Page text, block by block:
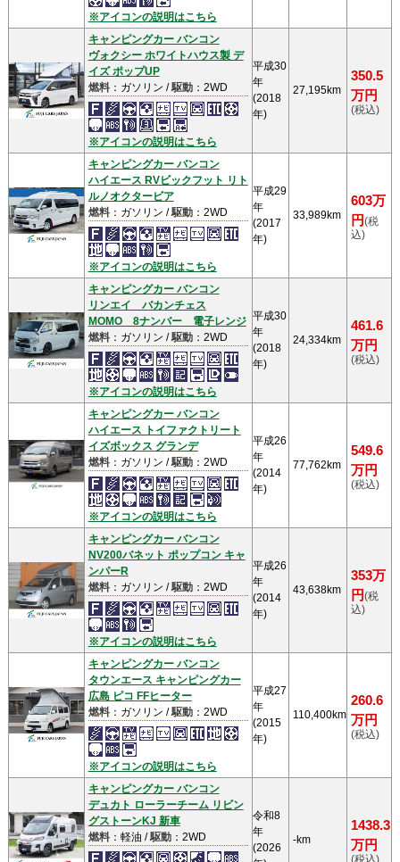
※アイコンの説明はこちら
キャンピングカー バンコン
ヴォクシー ホワイトハウス製 デ
イズ ポップUP
燃料：ガソリン /駆動：2WD
※アイコンの説明はこちら
平成30
年
(2018
年)
27,195km
350.5
万円
(税込)
キャンピングカー バンコン
ハイエース RVビックフット リト
ルノオクタービア
燃料：ガソリン /駆動：2WD
※アイコンの説明はこちら
平成29
年
(2017
年)
33,989km
603万
円(税
込)
キャンピングカー バンコン
リンエイ バカンチェス
MOMO 8ナンバー 電子レンジ
燃料：ガソリン /駆動：2WD
※アイコンの説明はこちら
平成30
年
(2018
年)
24,334km
461.6
万円
(税込)
キャンピングカー バンコン
ハイエース トイファクトリート
イズボックス グランデ
燃料：ガソリン /駆動：2WD
※アイコンの説明はこちら
平成26
年
(2014
年)
77,762km
549.6
万円
(税込)
キャンピングカー バンコン
NV200バネット ポップコン キャ
ンパーR
燃料：ガソリン /駆動：2WD
※アイコンの説明はこちら
平成26
年
(2014
年)
43,638km
353万
円(税
込)
キャンピングカー バンコン
タウンエース キャンピングカー
広島 ピコ FFヒーター
燃料：ガソリン /駆動：2WD
※アイコンの説明はこちら
平成27
年
(2015
年)
110,400km
260.6
万円
(税込)
キャンピングカー バンコン
デュカト ローラーチーム リビン
グストーンKJ 新車
燃料：軽油 /駆動：2WD
令和8
年
(2026
-km
1438.3
万円
(税込)